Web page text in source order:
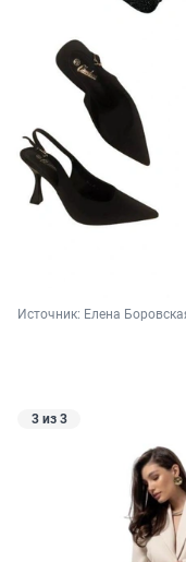
Источник: Елена
3 из 3